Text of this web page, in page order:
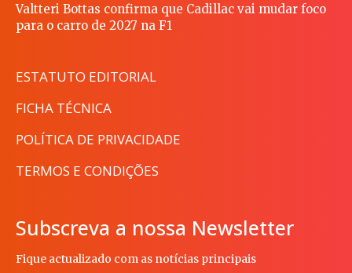
Valtteri Bottas confirma que Cadillac vai mudar foco
para o carro de 2027 na F1
ESTATUTO EDITORIAL
FICHA TÉCNICA
POLÍTICA DE PRIVACIDADE
TERMOS E CONDIÇÕES
Subscreva a nossa Newsletter
Fique actualizado com as notícias principais